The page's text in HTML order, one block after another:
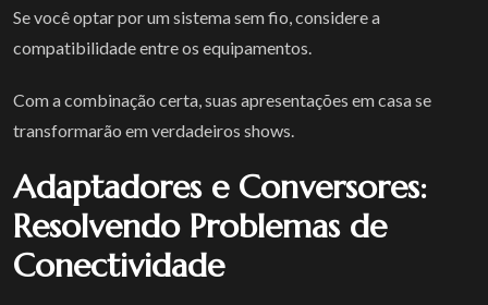
Se você optar por um sistema sem fio, considere a
compatibilidade entre os equipamentos.
Com a combinação certa, suas apresentações em casa se
transformarão em verdadeiros shows.
Adaptadores e Conversores:
Resolvendo Problemas de
Conectividade